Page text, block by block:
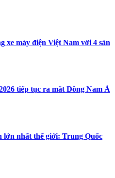
xe máy điện Việt Nam với 4 sản
tiếp tục ra mắt Đông Nam Á
lớn nhất thế giới: Trung Quốc